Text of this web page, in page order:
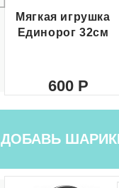
Мягкая игрушка
Единорог 32см
600
ДОБАВЬ